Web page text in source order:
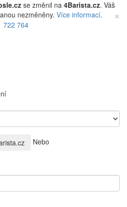
se změnil na 4Barista.cz. Váš
nezměněny. Více informací. ×
722 764
Nebo